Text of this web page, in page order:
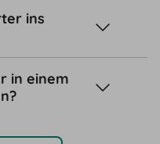
ins
in einem